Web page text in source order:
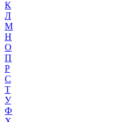
К
Л
М
Н
О
П
Р
С
Т
У
Ф